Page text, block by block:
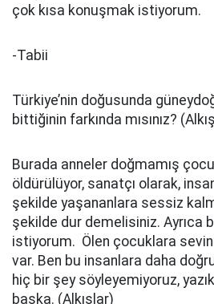
çok kısa konuşmak istiyorum.
-Tabii
Türkiye’nin doğusunda
bittiğinin farkında mısınız?
Burada anneler doğmamış
öldürülüyor, sanatçı olarak,
şekilde yaşananlara sessiz
şekilde dur demelisiniz. Ayrıca
istiyorum. Ölen çocuklara
var. Ben bu insanlara daha
hiç bir şey söyleyemiyoruz,
başka. (Alkışlar)